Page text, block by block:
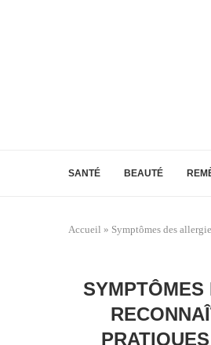
SANTÉ BEAUTÉ
Accueil » Symptômes des